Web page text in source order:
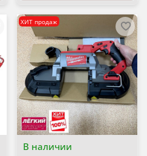
В наличии
ХИТ продаж